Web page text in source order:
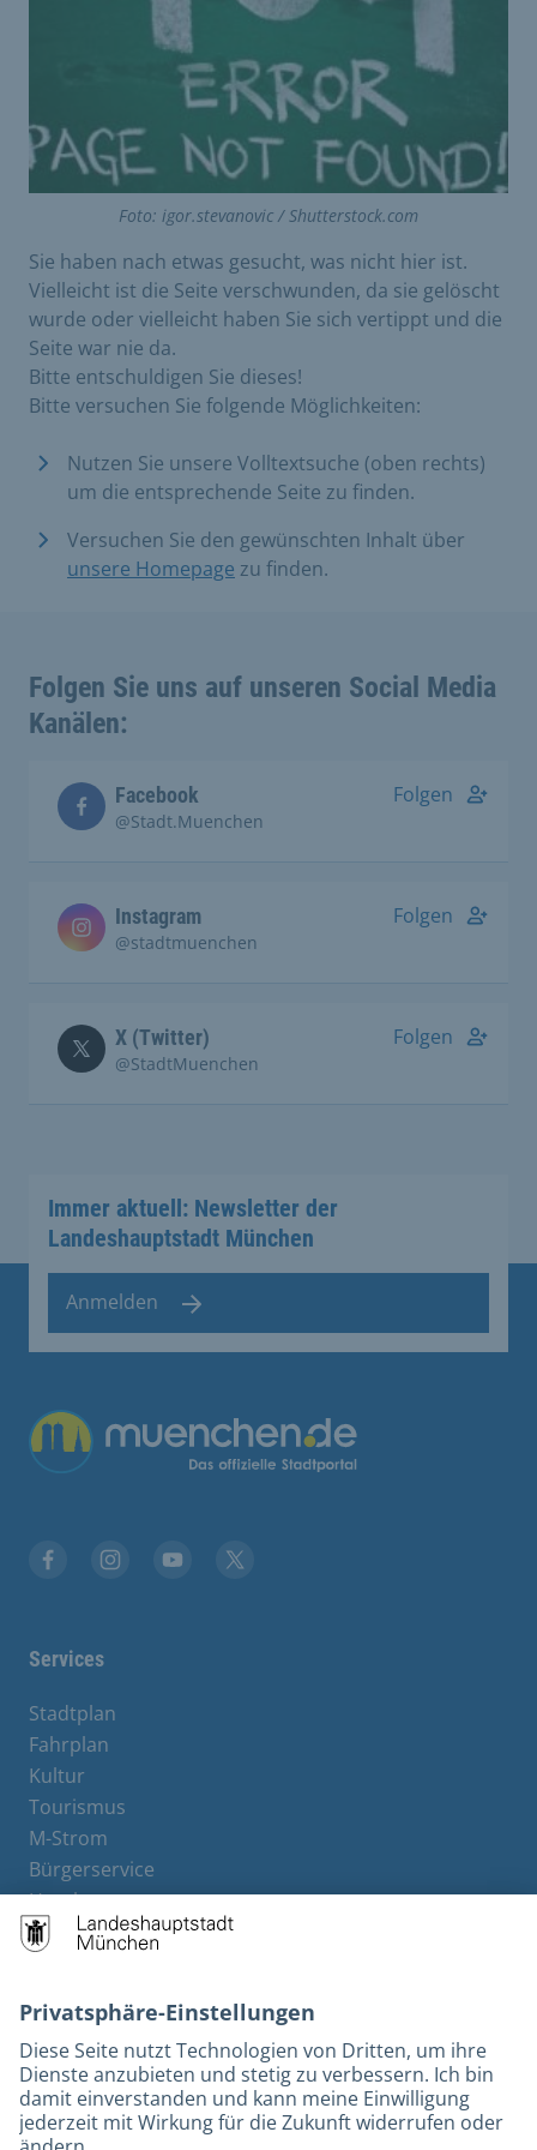
Foto: igor.stevanovic / Shutterstock.com
Sie haben nach etwas gesucht, was nicht hier ist.
Vielleicht ist die Seite verschwunden, da sie gelöscht
wurde oder vielleicht haben Sie sich vertippt und die
Seite war nie da.
Bitte entschuldigen Sie dieses!
Bitte versuchen Sie folgende Möglichkeiten:
Nutzen Sie unsere Volltextsuche (oben rechts)
um die entsprechende Seite zu finden.
Versuchen Sie den gewünschten Inhalt über
unsere Homepage zu finden.
Folgen Sie uns auf unseren Social Media
Kanälen:
Facebook
@Stadt.Muenchen
Folgen
Instagram
@stadtmuenchen
Folgen
X (Twitter)
@StadtMuenchen
Folgen
Immer aktuell: Newsletter der
Landeshauptstadt München
Anmelden
Services
Stadtplan
Fahrplan
Kultur
Tourismus
M-Strom
Bürgerservice
Hotels
Barrierefreiheit
Leichte Sprache
Gebärdensprache
Datenschutz